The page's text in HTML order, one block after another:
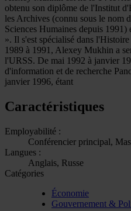
obtenu son diplôme de l'Institut
les Archives (connu sous le nom
Sciences Humaines depuis
». Il s'est spécialisé dans
1989 à 1991, Alexey Mukhin a
l'URSS. De mai 1992 à janvier
d'information et de recherche
janvier 1996, étant
Caractéristiques
Employabilité :
Conférencier principal,
Langues :
Anglais, Russe
Catégories
Économie
Gouvernement &